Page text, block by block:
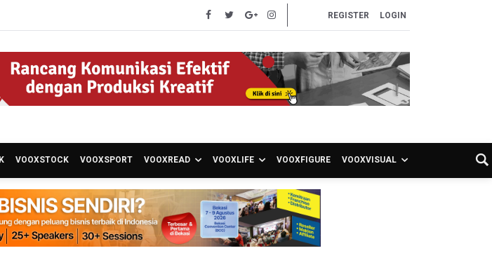
REGISTER LOGIN
VOOXSTOCK VOOXSPORT VOOXREAD VOOXLIFE VOOXFIGURE VOOXVISUAL